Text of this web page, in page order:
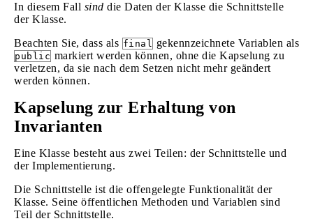
In diesem Fall sind die Daten der Klasse die Schnittstelle
der Klasse.
Beachten Sie, dass als final gekennzeichnete Variablen als
public markiert werden können, ohne die Kapselung zu
verletzen, da sie nach dem Setzen nicht mehr geändert
werden können.
Kapselung zur Erhaltung von
Invarianten
Eine Klasse besteht aus zwei Teilen: der Schnittstelle und
der Implementierung.
Die Schnittstelle ist die offengelegte Funktionalität der
Klasse. Seine öffentlichen Methoden und Variablen sind
Teil der Schnittstelle.